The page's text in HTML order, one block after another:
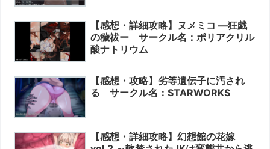
【感想・詳細攻略】ヌメミコ ―狂戯
の穢祓ー サークル名：ポリアクリル
酸ナトリウム
【感想・攻略】劣等遺伝子に汚され
る サークル名：STARWORKS
【感想・詳細攻略】幻想館の花嫁